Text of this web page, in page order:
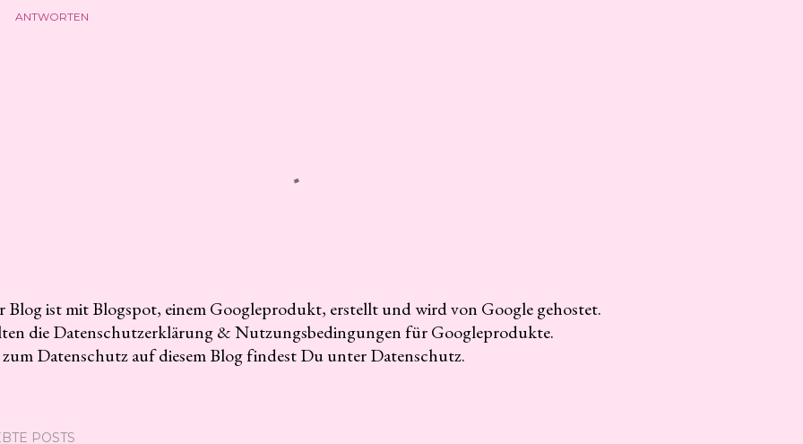
ANTWORTEN
Blog ist mit Blogspot, einem Googleprodukt, erstellt und wird von Google gehostet.
die Datenschutzerklärung & Nutzungsbedingungen für Googleprodukte.
Datenschutz auf diesem Blog findest Du unter Datenschutz.
POSTS